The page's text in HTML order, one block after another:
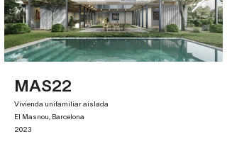
MAS22
Vivienda unifamiliar aislada
El Masnou, Barcelona
2023